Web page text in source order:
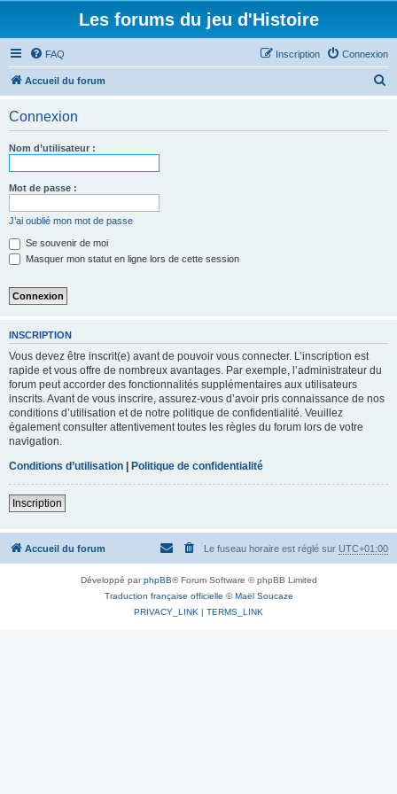
Les forums du jeu d'Histoire
FAQ Connexion
Inscription
Accueil du forum
Connexion
Nom d’utilisateur :
Mot de passe :
J’ai oublié mon mot de passe
Se souvenir de moi
Masquer mon statut en ligne lors de cette session
INSCRIPTION
Vous devez être inscrit(e) avant de pouvoir vous connecter. L’inscription est
rapide et vous offre de nombreux avantages. Par exemple, l’administrateur du
forum peut accorder des fonctionnalités supplémentaires aux utilisateurs
inscrits. Avant de vous inscrire, assurez-vous d’avoir pris connaissance de nos
conditions d’utilisation et de notre politique de confidentialité. Veuillez
également consulter attentivement toutes les règles du forum lors de votre
navigation.
Conditions d’utilisation | Politique de confidentialité
Inscription
Accueil du forum Le fuseau horaire est réglé sur UTC+01:00
Développé parphpBB® Forum Software © phpBB Limited
Traduction française officielle ©Maël Soucaze
PRIVACY_LINK | TERMS_LINK